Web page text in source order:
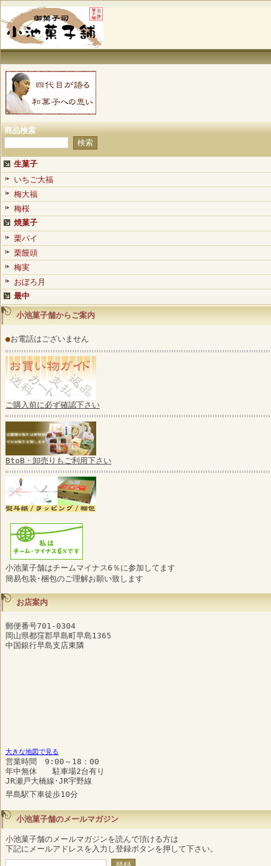
商品検索
生菓子
いちご大福
梅大福
梅桜
焼菓子
栗パイ
栗饅頭
梅実
おぼろ月
最中
小池菓子舗からご案内
●お電話はございません
ご購入前に必ず確認下さい
BtoB・卸売りもご利用下さい
小池菓子舗はチームマイナス6％に参加してます
簡易包装･梱包のご理解お願い致します
お店案内
郵便番号701-0304
岡山県都窪郡早島町早島1365
中国銀行早島支店東隣
大きな地図で見る
営業時間 9:00～18：00
年中無休 駐車場2台有り
JR瀬戸大橋線･JR宇野線
早島駅下車徒歩10分
小池菓子舗のメールマガジン
小池菓子舗のメールマガジンを読んで頂ける方は
下記にメールアドレスを入力し登録ボタンを押して下さい。